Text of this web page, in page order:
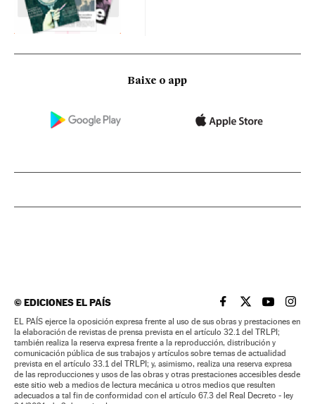
Baixe o app
©EDICIONES EL PAÍS EL PAÍS BRASIL EN
EL PAÍSEL PAÍS
EL
EL PAÍS ejerce la oposición expresa frente al uso de sus obras y prestaciones en
la elaboración de revistas de prensa prevista en el artículo 32.1 del TRLPI;
también realiza la reserva expresa frente a la reproducción, distribución y
comunicación pública de sus trabajos y artículos sobre temas de actualidad
prevista en el artículo 33.1 del TRLPI; y, asimismo, realiza una reserva expresa
de las reproducciones y usos de las obras y otras prestaciones accesibles desde
este sitio web a medios de lectura mecánica u otros medios que resulten
adecuados a tal fin de conformidad con el artículo 67.3 del Real Decreto - ley